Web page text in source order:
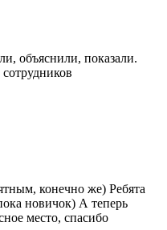
объяснили, показали.
конечно же) Ребята
новичок) А теперь
место, спасибо